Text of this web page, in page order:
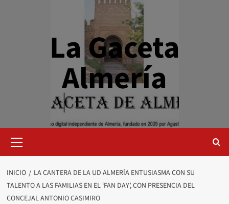
La Gaceta
Almería
primario
INICIO
LA CANTERA DE LA UD ALMERÍA ENTUSIASMA CON SU
TALENTO A LAS FAMILIAS EN EL ‘FAN DAY’, CON PRESENCIA DEL
CONCEJAL ANTONIO CASIMIRO